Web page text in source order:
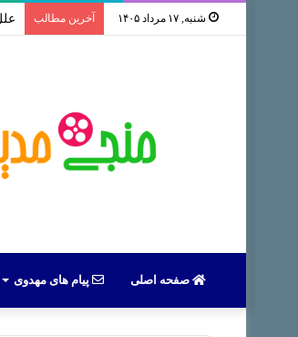
شنبه, ۱۷ مرداد ۱۴۰۵ آخرین مطالب
صفحه اصلی پیام های مهدوی